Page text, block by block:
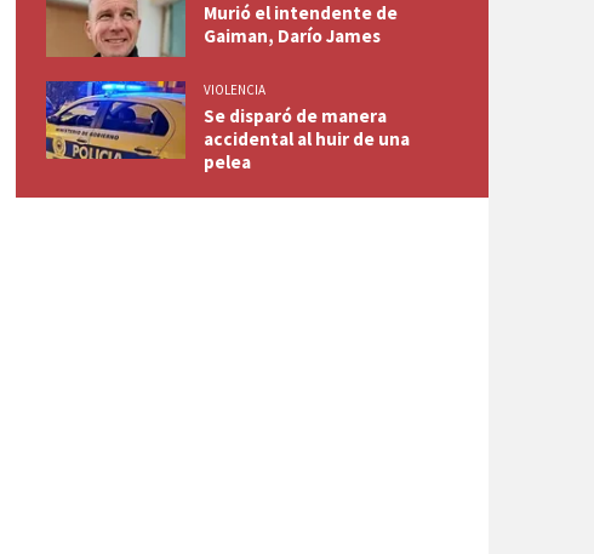
Murió el intendente de
Gaiman, Darío James
VIOLENCIA
Se disparó de manera
accidental al huir de una
pelea